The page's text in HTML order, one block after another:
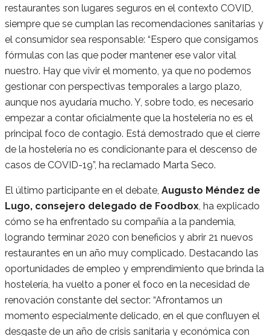
restaurantes son lugares seguros en el contexto COVID,
siempre que se cumplan las recomendaciones sanitarias y
el consumidor sea responsable: “Espero que consigamos
fórmulas con las que poder mantener ese valor vital
nuestro. Hay que vivir el momento, ya que no podemos
gestionar con perspectivas temporales a largo plazo,
aunque nos ayudaría mucho. Y, sobre todo, es necesario
empezar a contar oficialmente que la hostelería no es el
principal foco de contagio. Está demostrado que el cierre
de la hostelería no es condicionante para el descenso de
casos de COVID-19”, ha reclamado Marta Seco.
El último participante en el debate, Augusto Méndez de
Lugo, consejero delegado de Foodbox , ha explicado
cómo se ha enfrentado su compañía a la pandemia,
logrando terminar 2020 con beneficios y abrir 21 nuevos
restaurantes en un año muy complicado. Destacando las
oportunidades de empleo y emprendimiento que brinda la
hostelería, ha vuelto a poner el foco en la necesidad de
renovación constante del sector: “Afrontamos un
momento especialmente delicado, en el que confluyen el
desgaste de un año de crisis sanitaria y económica con